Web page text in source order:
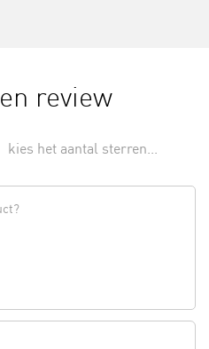
review
kies het aantal sterren...